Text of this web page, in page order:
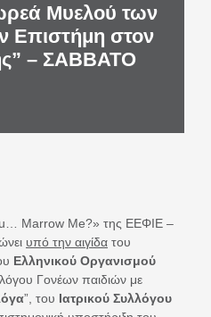
Μυελού των
Επιστήμη στον
– ΣΑΒΒΑΤΟ
Marrow Me?» της ΕΕΦΙΕ –
υπό την αιγίδα του
Ελληνικού Οργανισμού
Γονέων παιδιών με
”, του Ιατρικού Συλλόγου